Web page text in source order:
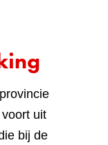
uit
bij de